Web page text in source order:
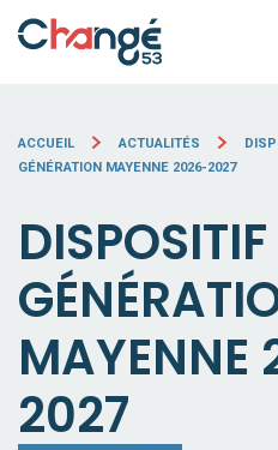
ACCUEIL ACTUALITÉS
GÉNÉRATION MAYENNE 2026-2027
DISPOSITIF
2027